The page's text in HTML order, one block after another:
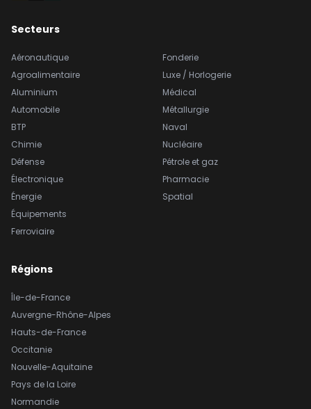
Secteurs
Aéronautique
Agroalimentaire
Aluminium
Automobile
BTP
Chimie
Défense
Électronique
Énergie
Équipements
Ferroviaire
Fonderie
Luxe / Horlogerie
Médical
Métallurgie
Naval
Nucléaire
Pétrole et gaz
Pharmacie
Spatial
Régions
Île-de-France
Auvergne-Rhône-Alpes
Hauts-de-France
Occitanie
Nouvelle-Aquitaine
Pays de la Loire
Normandie